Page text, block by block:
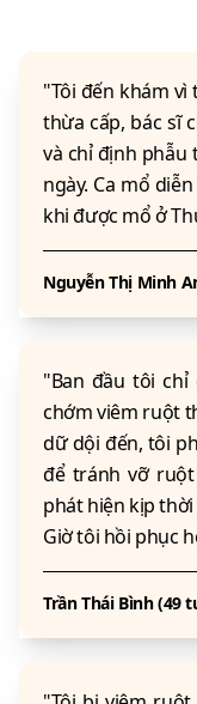
"Tôi đến khám vì
thừa cấp, bác sĩ
và chỉ định
ngày. Ca mổ
khi được mổ ở
Nguyễn Thị Minh
"Ban đầu tôi
chớm viêm ruột
dữ dội đến, tôi
để tránh vỡ
phát hiện kịp
Giờ tôi hồi phục
Trần Thái Bình (49